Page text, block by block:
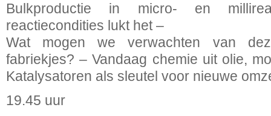
Bulkproductie in micro- en
reactiecondities lukt het –
Wat mogen we verwachten van
fabriekjes? – Vandaag chemie uit olie,
Katalysatoren als sleutel voor nieuwe
19.45 uur